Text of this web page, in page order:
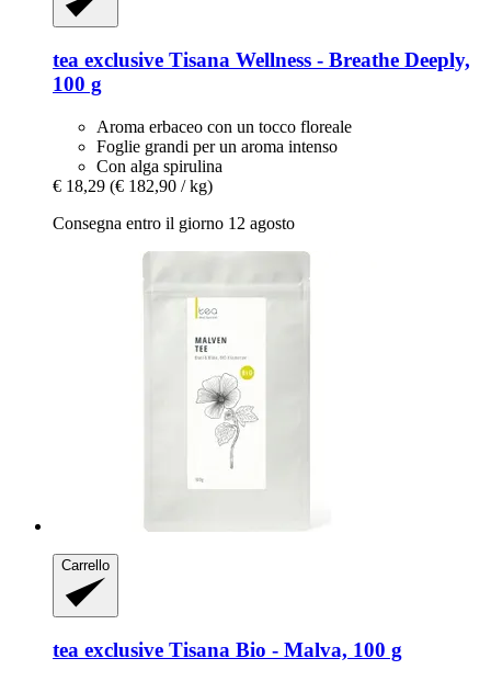
tea exclusive Tisana Wellness -​ Breathe Deeply,
100 g
Aroma erbaceo con un tocco floreale
Foglie grandi per un aroma intenso
Con alga spirulina
€ 18,29 (€ 182,90 / kg)
Consegna entro il giorno 12 agosto
Carrello
tea exclusive Tisana Bio -​ Malva, 100 g